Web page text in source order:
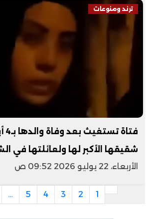
ترند ومنوعات
شقيقها الأكبر لها ولعائلتها في
الأربعاء، 22 يوليو 2026 09:52 ص
1
2
3
4
5
…